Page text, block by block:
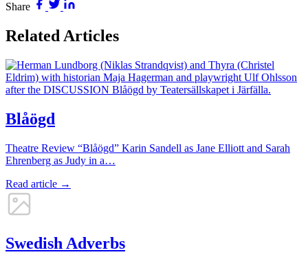
Share
Related Articles
Blåögd
Theatre Review “Blåögd” Karin Sandell as Jane Elliott and Sarah
Ehrenberg as Judy in a…
Read article →
Swedish Adverbs